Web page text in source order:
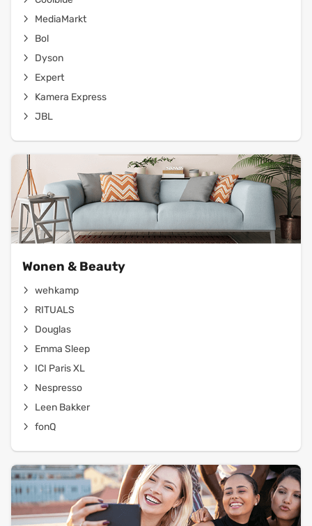
MediaMarkt
Bol
Dyson
Expert
Kamera Express
JBL
Wonen & Beauty
wehkamp
RITUALS
Douglas
Emma Sleep
ICI Paris XL
Nespresso
Leen Bakker
fonQ